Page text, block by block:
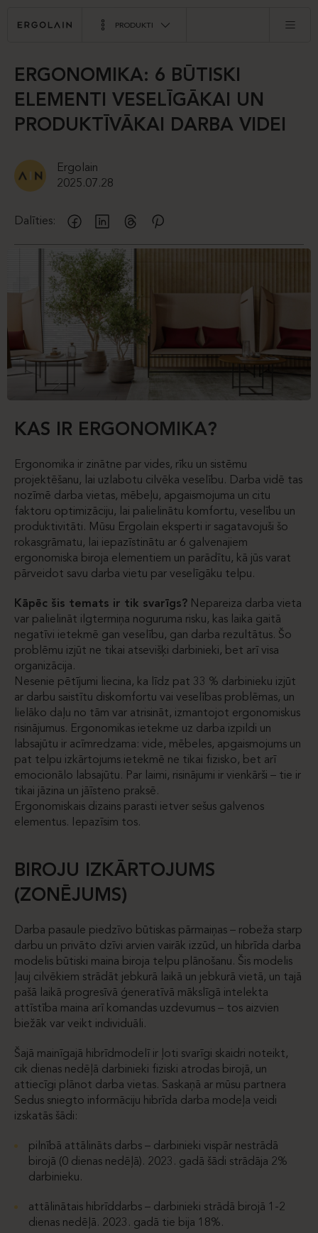
PRODUKTI
ERGONOMIKA: 6 BŪTISKI
ELEMENTI VESELĪGĀKAI UN
PRODUKTĪVĀKAI DARBA VIDEI
Ergolain
2025.07.28
Dalīties:
KAS IR ERGONOMIKA?
Ergonomika ir zinātne par vides, rīku un sistēmu
projektēšanu, lai uzlabotu cilvēka veselību. Darba vidē tas
nozīmē darba vietas, mēbeļu, apgaismojuma un citu
faktoru optimizāciju, lai palielinātu komfortu, veselību un
produktivitāti. Mūsu Ergolain eksperti ir sagatavojuši šo
rokasgrāmatu, lai iepazīstinātu ar 6 galvenajiem
ergonomiska biroja elementiem un parādītu, kā jūs varat
pārveidot savu darba vietu par veselīgāku telpu.
Kāpēc šis temats ir tik svarīgs? Nepareiza darba vieta
var palielināt ilgtermiņa noguruma risku, kas laika gaitā
negatīvi ietekmē gan veselību, gan darba rezultātus. Šo
problēmu izjūt ne tikai atsevišķi darbinieki, bet arī visa
organizācija.
Nesenie pētījumi liecina, ka līdz pat 33 % darbinieku izjūt
ar darbu saistītu diskomfortu vai veselības problēmas, un
lielāko daļu no tām var atrisināt, izmantojot ergonomiskus
risinājumus. Ergonomikas ietekme uz darba izpildi un
labsajūtu ir acīmredzama: vide, mēbeles, apgaismojums un
pat telpu izkārtojums ietekmē ne tikai fizisko, bet arī
emocionālo labsajūtu. Par laimi, risinājumi ir vienkārši – tie ir
tikai jāzina un jāīsteno praksē.
Ergonomiskais dizains parasti ietver sešus galvenos
elementus. Iepazīsim tos.
BIROJU IZKĀRTOJUMS
(ZONĒJUMS)
Darba pasaule piedzīvo būtiskas pārmaiņas – robeža starp
darbu un privāto dzīvi arvien vairāk izzūd, un hibrīda darba
modelis būtiski maina biroja telpu plānošanu. Šis modelis
ļauj cilvēkiem strādāt jebkurā laikā un jebkurā vietā, un tajā
pašā laikā progresīvā ģeneratīvā mākslīgā intelekta
attīstība maina arī komandas uzdevumus – tos aizvien
biežāk var veikt individuāli.
Šajā mainīgajā hibrīdmodelī ir ļoti svarīgi skaidri noteikt,
cik dienas nedēļā darbinieki fiziski atrodas birojā, un
attiecīgi plānot darba vietas. Saskaņā ar mūsu partnera
Sedus sniegto informāciju hibrīda darba modeļa veidi
izskatās šādi:
pilnībā attālināts darbs – darbinieki vispār nestrādā
birojā (0 dienas nedēļā). 2023. gadā šādi strādāja 2%
darbinieku.
attālinātais hibrīddarbs – darbinieki strādā birojā 1-2
dienas nedēļā. 2023. gadā tie bija 18%.